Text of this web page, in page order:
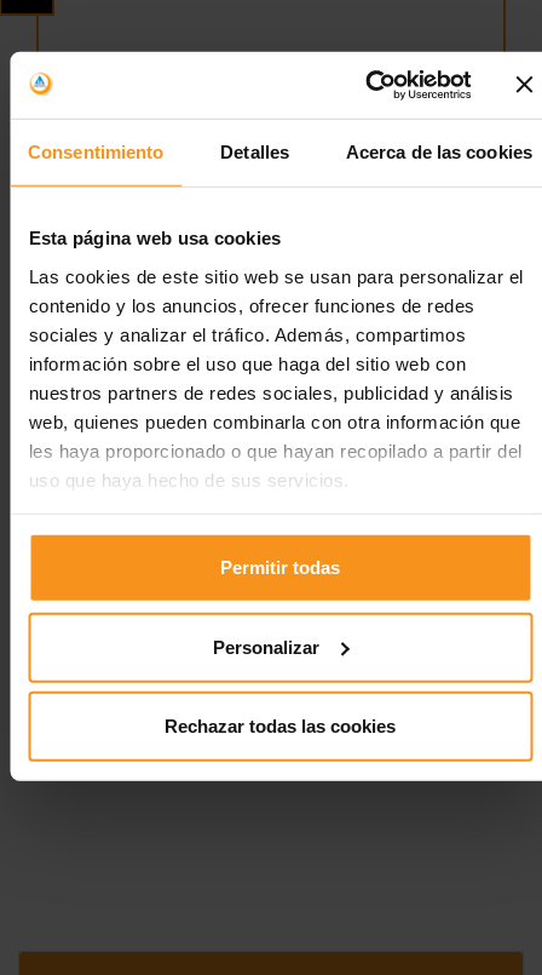
Consentimiento Detalles Acerca de las cookies
Esta página web usa cookies
Las cookies de este sitio web se usan para personalizar el
contenido y los anuncios, ofrecer funciones de redes
sociales y analizar el tráfico. Además, compartimos
información sobre el uso que haga del sitio web con
nuestros partners de redes sociales, publicidad y análisis
web, quienes pueden combinarla con otra información que
les haya proporcionado o que hayan recopilado a partir del
uso que haya hecho de sus servicios.
Permitir todas
Personalizar
Rechazar todas las cookies
Descripción
Albergue turístico, boutique y familiar
Galería de imágenes